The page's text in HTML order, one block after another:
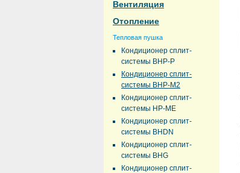
Вентиляция
Отопление
Тепловая пушка
Кондиционер сплит-
системы BHP-P
Кондиционер сплит-
системы BHP-M2
Кондиционер сплит-
системы HP-ME
Кондиционер сплит-
системы BHDN
Кондиционер сплит-
системы BHG
Кондиционер сплит-